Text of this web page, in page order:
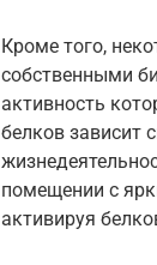
Кроме того,
собственными
активность
белков зависит
помещении с
активируя